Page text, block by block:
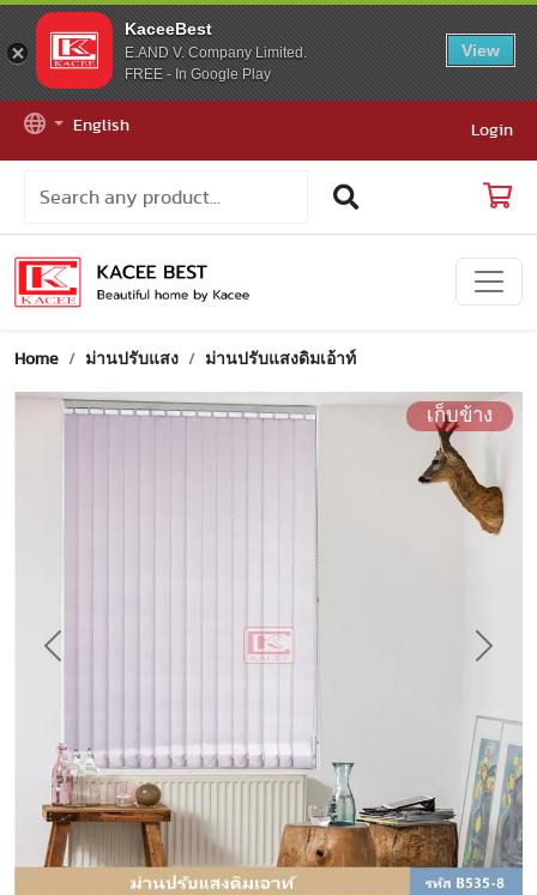
KaceeBest
E.AND V. Company Limited.
FREE - In Google Play
View
English Login
Home ม่านปรับแสง ม่านปรับแสงดิมเอ้าท์
เก็บข้าง
Previous Next